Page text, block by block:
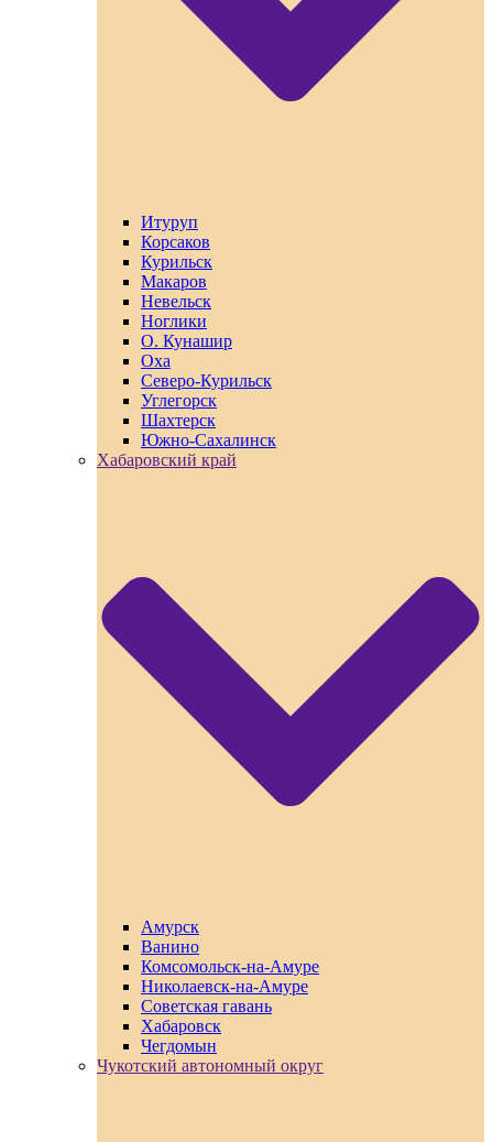
Итуруп
Корсаков
Курильск
Макаров
Невельск
Ноглики
О. Кунашир
Оха
Северо-Курильск
Углегорск
Шахтерск
Южно-Сахалинск
Хабаровский край
Амурск
Ванино
Комсомольск-на-Амуре
Николаевск-на-Амуре
Советская гавань
Хабаровск
Чегдомын
Чукотский автономный округ